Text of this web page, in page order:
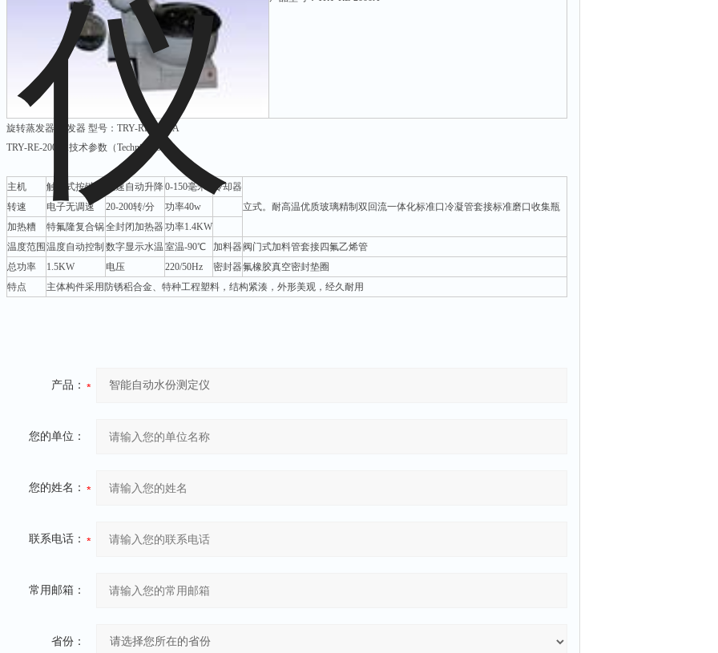
旋转蒸发器 蒸发器 型号：TRY-RE-2000A
TRY-RE-2000A技术参数（Technical Data）
主机 触电式按键 快速自动升降0-150毫米
冷却器
立式。耐高温优质玻璃精制双回流一体化标准口冷凝管套接标准磨口收集瓶
转速 电子无调速 20-200转/分
功率40w
加热糟
特氟隆复合锅全封闭加热器功率1.4KW
温度范围 温度自动控制 数字显示水温 室温-90℃ 加料器阀门式加料管套接四氟乙烯管
总功率
1.5KW 电压 220/50Hz 密封器氟橡胶真空密封垫圈
特点
主体构件采用防锈稆合金、特种工程塑料，结构紧湊，外形美观，经久耐用
产品：
您的单位：
您的姓名：
联系电话：
常用邮箱：
省份：